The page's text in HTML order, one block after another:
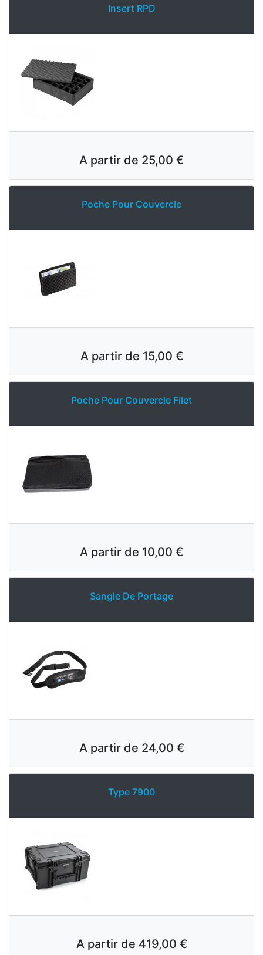
Insert RPD
A partir de 25,00 €
Poche Pour Couvercle
A partir de 15,00 €
Poche Pour Couvercle Filet
A partir de 10,00 €
Sangle De Portage
A partir de 24,00 €
Type 7900
A partir de 419,00 €